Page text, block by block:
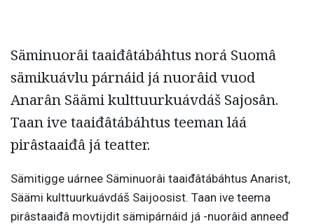
Säminuorâi taaiđâtábáhtus norá Suomâ
sämikuávlu párnáid já nuorâid vuod
Anarân Säämi kulttuurkuávdáš Sajosân.
Taan ive taaiđâtábáhtus teeman láá
pirâstaaiđâ já teatter.
Sämitigge uárnee Säminuorâi taaiđâtábáhtus Anarist,
Säämi kulttuurkuávdáš Saijoosist. Taan ive teema
pirâstaaiđâ movtijdit sämipárnáid já -nuorâid anneeđ